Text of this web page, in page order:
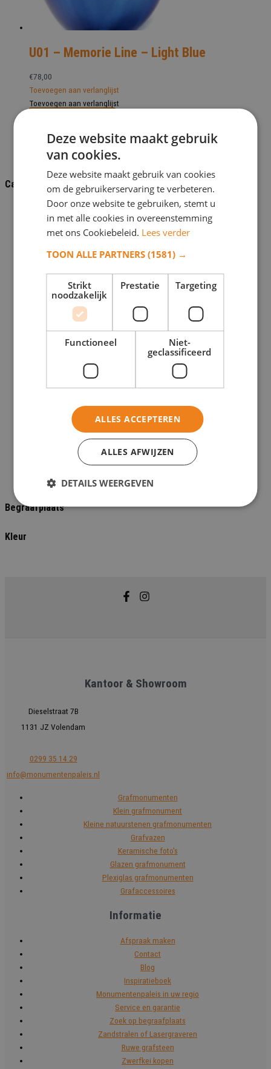
Categorieën
Bronzen foto omlijsting
Keramische foto's
Kleine grafsteen
Glazen grafmonument
Kleine natuursteen grafmonumenten
Glazen urnen
Urn druppel
Natuursteen graf
RVS grafmonument
Glazen grafmonument
Grafvazen
Begraafplaats
Kleur
U01 – Memorie Line – Light Blue
€78,00
Toevoegen aan verlanglijst
Toevoegen aan verlanglijst
Kantoor & Showroom
Dieselstraat 7B
1131 JZ Volendam
0299 35 14 29
info@monumentenpaleis.nl
Grafmonumenten
Klein grafmonument
Kleine natuurstenen grafmonumenten
Grafvazen
Keramische foto's
Glazen grafmonument
Plexiglas grafmonumenten
Grafaccessoires
Informatie
Afspraak maken
Contact
Blog
Inspiratieboek
Monumentenpaleis in uw regio
Service en garantie
Zoek op begraafplaats
Zandstralen of Lasergraveren
Ruwe grafsteen
Zwerfkei kopen
Deze website maakt gebruik
van cookies.
Deze website maakt gebruik van cookies
om de gebruikerservaring te verbeteren.
Door onze website te gebruiken, stemt u
in met alle cookies in overeenstemming
met ons Cookiebeleid. Lees verder
TOON ALLE PARTNERS(1581) →
Strikt
noodzakelijk
Prestatie Targeting
Functioneel
Niet-
geclassificeerd
ALLES ACCEPTEREN
ALLES AFWIJZEN
DETAILS WEERGEVEN